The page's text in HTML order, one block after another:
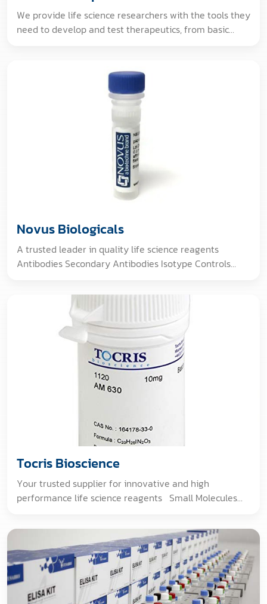
We provide life science researchers with the tools they
need to develop and test therapeutics, from basic
discovery technologies for research, to quality control
tests and software for biomanufacturing. Primary &
Stem Cells CellBio Services Bioprocessing Media
Culture Media & Reagents ADME & Toxicology
Transfection Cell Analysis Electrophoresis Endotoxin
Novus Biologicals
A trusted leader in quality life science reagents
Antibodies Secondary Antibodies Isotype Controls
Tocris Bioscience
Your trusted supplier for innovative and high
performance life science reagents Small Molecules
Compound Libraries Fluorescence Imaging GMP &
Ancillary Material Grade Small Molecules
Optopharmacology PROTACs & Targeted Protein
Degradation Reagents Stapled Peptides Toxins